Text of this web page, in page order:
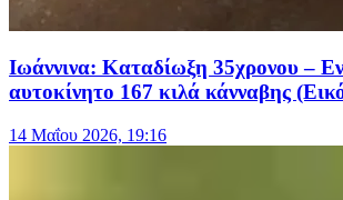
Ιωάννινα: Καταδίωξη 35χρονου –
αυτοκίνητο 167 κιλά κάνναβης
14 Μαΐου 2026, 19:16